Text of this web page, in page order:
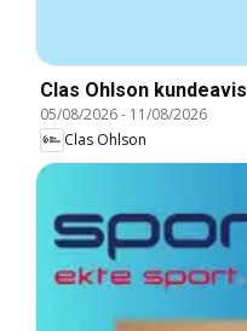
Clas Ohlson kundeavis
05/08/2026- 11/08/2026
Clas Ohlson